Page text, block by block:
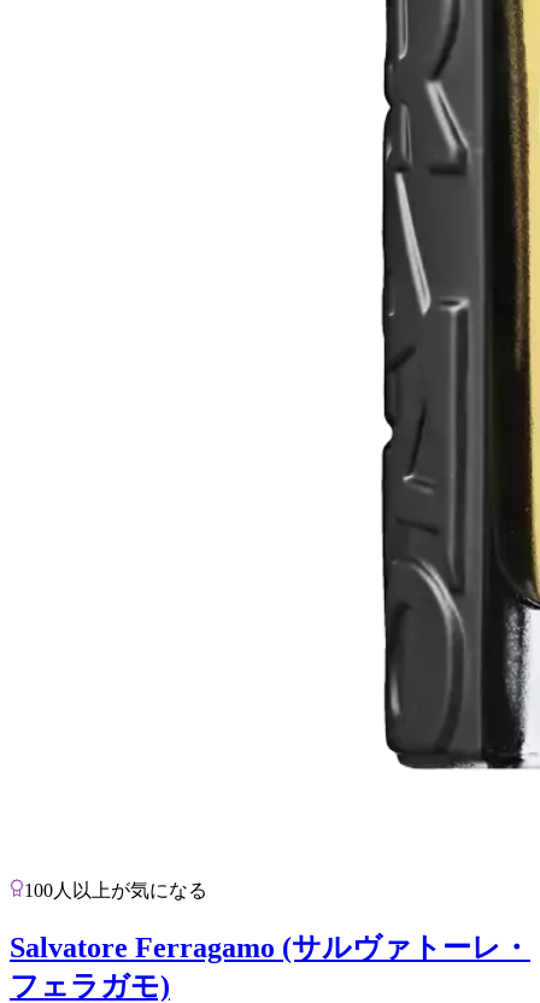
100人以上が気になる
Salvatore Ferragamo (サルヴァトーレ・
フェラガモ)